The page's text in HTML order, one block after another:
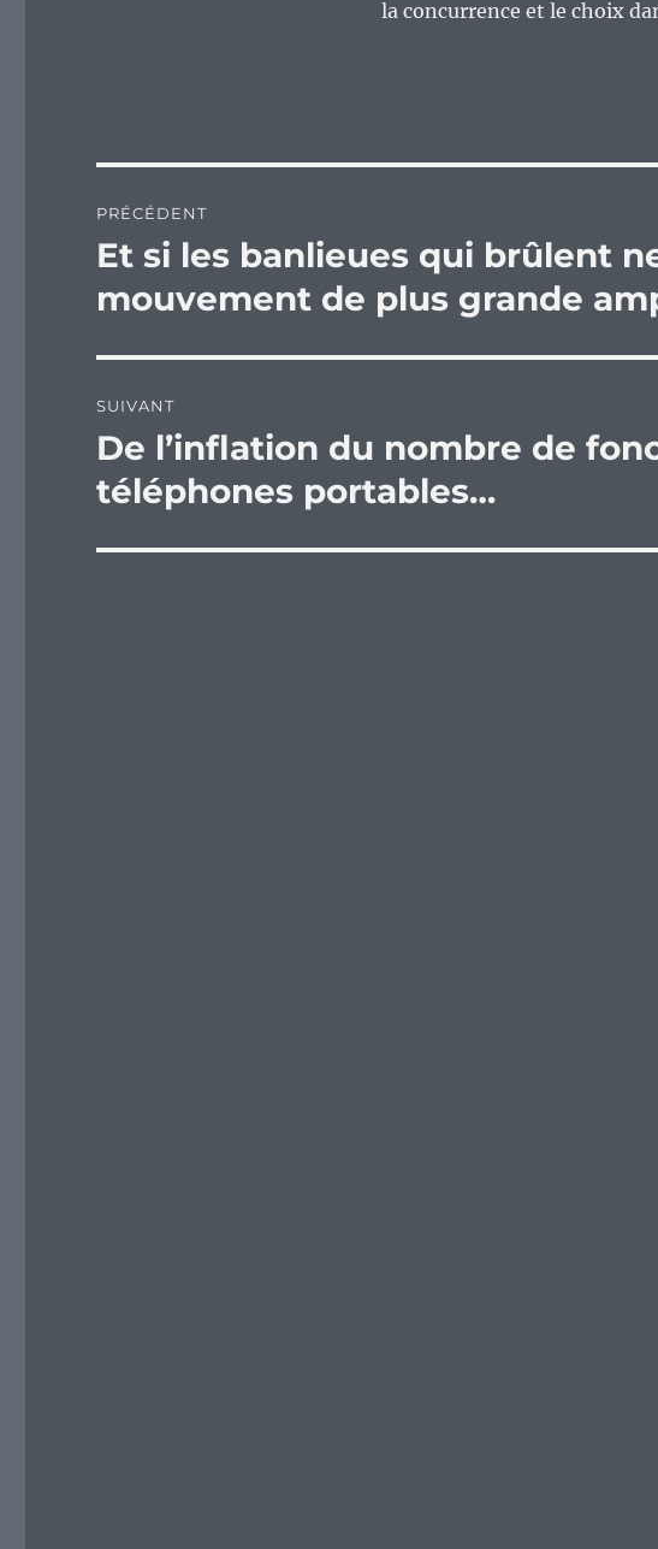
la concurrence et le choix
de
l’article
PRÉCÉDENT
Publication
Et si les banlieues qui brûlent
mouvement de plus grande
SUIVANT
Publication
suivante :
De l’inflation du nombre de
téléphones portables…